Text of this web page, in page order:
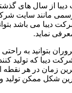
از سال های
مانند سایت
دیبا می باشد
نماید.
بتوانید به راحتی
دیبا که تولید
زمان در هر
شکل ممکن تولید و